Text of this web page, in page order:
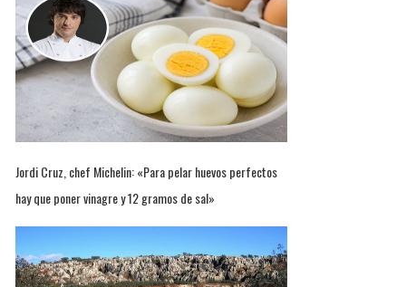
Jordi Cruz, chef Michelin: «Para pelar huevos perfectos
hay que poner vinagre y 12 gramos de sal»